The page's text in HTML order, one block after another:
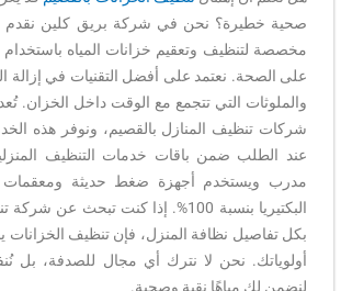
صحية خطيرة؟ نحن في شركة بريق كلين نقدم
مخصصة لتنظيف وتعقيم خزانات المياه باستخدام
على الصحة. نعتمد على أفضل التقنيات في إزالة
والملوثات التي تتجمع مع الوقت داخل الخزان.
شركات تنظيف المنازل بالقصيم، ونوفر هذه
عند الطلب ضمن باقات خدمات التنظيف
مدرب ويستخدم أجهزة ضغط حديثة
البكتيريا بنسبة 100%.
إذا كنت تبحث عن شركة
بكل تفاصيل نظافة المنزل، فإن تنظيف
أولوياتك. نحن لا نترك أي مجال للصدفة، بل
لنضمن لك مياهًا نقية وصحية.